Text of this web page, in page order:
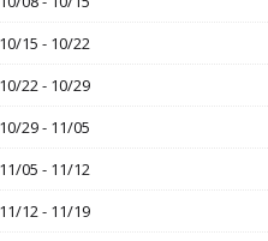
10/15 - 10/22
10/22 - 10/29
10/29 - 11/05
11/05 - 11/12
11/12 - 11/19